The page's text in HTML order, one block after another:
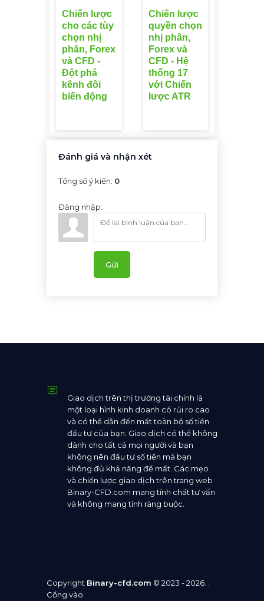
Chiến lược
cho các tùy
chọn nhị
phân, Forex
và CFD -
Đột phá
kênh đôi
biến động
Chiến lược
quyền chọn
nhị phân,
Forex và
CFD - Hệ
thống 17
với Chiến
lược ATR
Đánh giá và nhận xét
Tổng số ý kiến: 0
Đăng nhập:
Gửi
Giao dịch trên thị trường tài chính là
một loại hình kinh doanh có rủi ro cao
và có thể dẫn đến mất toàn bộ số tiền
đầu tư của bạn. Giao dịch có thể không
dành cho tất cả mọi người và bạn
không nên đầu tư số tiền mà bạn
không đủ khả năng để mất. Các mẹo
và chiến lược giao dịch trên trang web
Binary-CFD.com mang tính chất tư vấn
và không mang tính ràng buộc.
Copyright Binary-cfd.com © 2023 - 2026. .
Cổng vào.